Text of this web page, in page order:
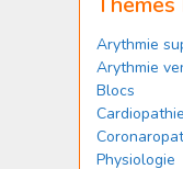
Arythmie
Arythmie
Blocs
Cardiopathie
Physiologie